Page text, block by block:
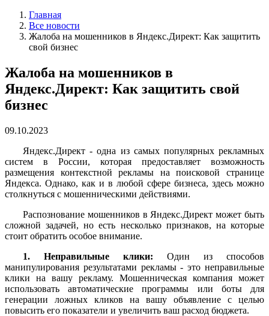
Главная
Все новости
Жалоба на мошенников в Яндекс.Директ: Как защитить
свой бизнес
Жалоба на мошенников в
Яндекс.Директ: Как защитить свой
бизнес
09.10.2023
Яндекс.Директ - одна из самых популярных рекламных
систем в России, которая предоставляет возможность
размещения контекстной рекламы на поисковой странице
Яндекса. Однако, как и в любой сфере бизнеса, здесь можно
столкнуться с мошенническими действиями.
Распознование мошенников в Яндекс.Директ может быть
сложной задачей, но есть несколько признаков, на которые
стоит обратить особое внимание.
1. Неправильные клики: Один из способов
манипулирования результатами рекламы - это неправильные
клики на вашу рекламу. Мошенническая компания может
использовать автоматические программы или боты для
генерации ложных кликов на вашу объявление с целью
повысить его показатели и увеличить ваш расход бюджета.